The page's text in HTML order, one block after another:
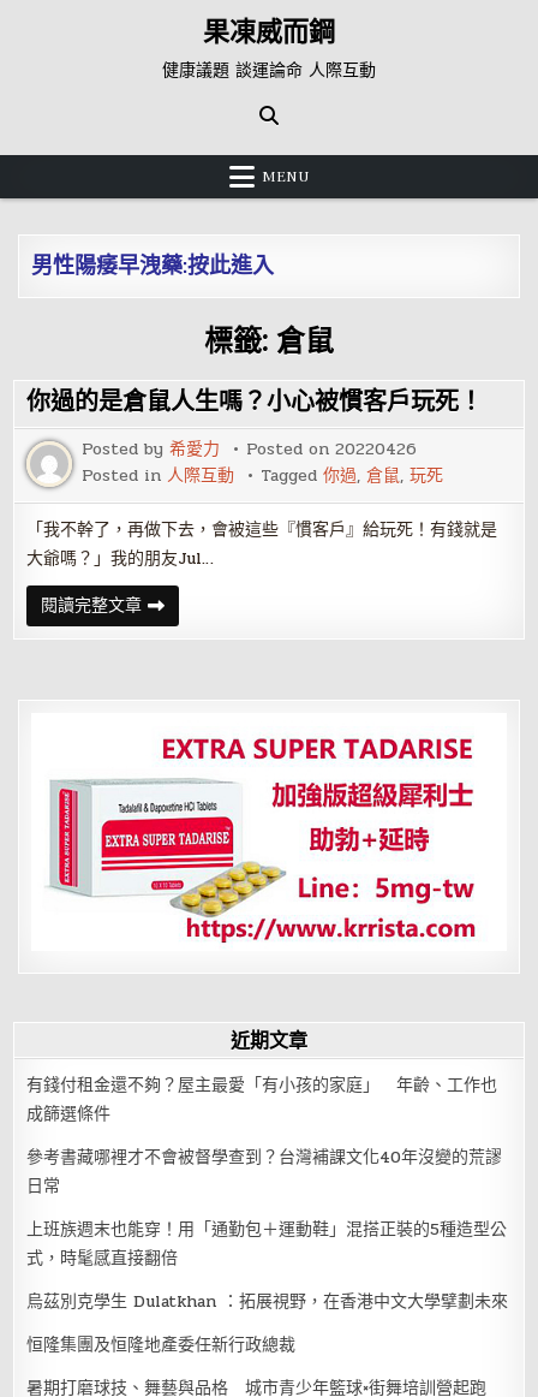
果凍威而鋼
健康議題 談運論命 人際互動
MENU
男性陽痿早洩藥:按此進入
標籤: 倉鼠
你過的是倉鼠人生嗎？小心被慣客戶玩死！
Posted by希愛力 Posted on20220426
Posted in人際互動 Tagged你過,倉鼠,玩死
「我不幹了，再做下去，會被這些『慣客戶』給玩死！有錢就是
大爺嗎？」我的朋友Jul…
閱讀完整文章你
過
的
人
嗎？
小
心
被
慣
客
戶
玩
死！
近期文章
有錢付租金還不夠？屋主最愛「有小孩的家庭」 年齡、工作也
成篩選條件
參考書藏哪裡才不會被督學查到？台灣補課文化40年沒變的荒謬
日常
上班族週末也能穿！用「通勤包＋運動鞋」混搭正裝的5種造型公
式，時髦感直接翻倍
烏茲別克學生 Dulatkhan ：拓展視野，在香港中文大學擘劃未來
恒隆集團及恒隆地產委任新行政總裁
暑期打磨球技、舞藝與品格 城市青少年籃球×街舞培訓營起跑